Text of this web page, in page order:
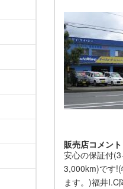
販売店コメント
安心の保証付
3,000km)です!(
ます。)福井I.C